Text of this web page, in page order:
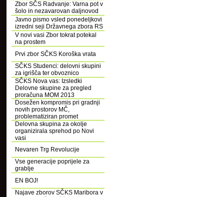
Zbor SČS Radvanje: Varna pot v
šolo in nezavarovan daljnovod
Javno pismo vsled ponedeljkovi
izredni seji Državnega zbora RS
V novi vasi Zbor tokrat potekal
na prostem
Prvi zbor SČKS Koroška vrata
SČKS Studenci: delovni skupini
za igrišča ter obvoznico
SČKS Nova vas: Izsledki
Delovne skupine za pregled
proračuna MOM 2013
Dosežen kompromis pri gradnji
novih prostorov MČ,
problematiziran promet
Delovna skupina za okolje
organizirala sprehod po Novi
vasi
Nevaren Trg Revolucije
Vse generacije poprijele za
grablje
EN BOJ!
Najave zborov SČKS Maribora v